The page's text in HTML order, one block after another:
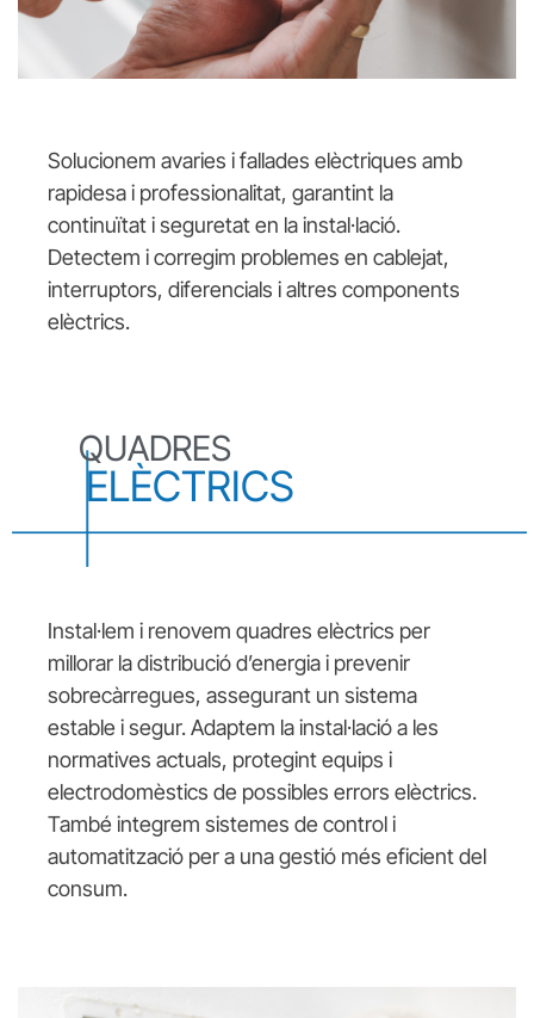
Solucionem avaries i fallades elèctriques amb
rapidesa i professionalitat, garantint la
continuïtat i seguretat en la instal·lació.
Detectem i corregim problemes en cablejat,
interruptors, diferencials i altres components
elèctrics.
QUADRES
ELÈCTRICS
Instal·lem i renovem quadres elèctrics per
millorar la distribució d’energia i prevenir
sobrecàrregues, assegurant un sistema
estable i segur. Adaptem la instal·lació a les
normatives actuals, protegint equips i
electrodomèstics de possibles errors elèctrics.
També integrem sistemes de control i
automatització per a una gestió més eficient del
consum.